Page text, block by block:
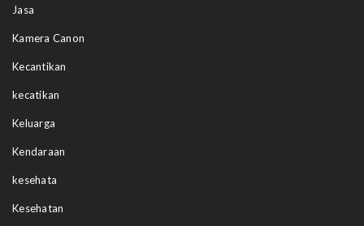
Jasa
Kamera Canon
Kecantikan
kecatikan
Keluarga
Kendaraan
kesehata
Kesehatan